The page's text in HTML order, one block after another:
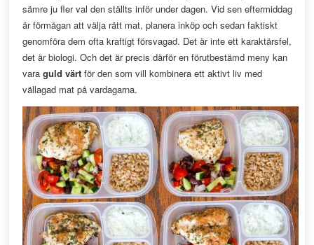
sämre ju fler val den ställts inför under dagen. Vid sen eftermiddag
är förmågan att välja rätt mat, planera inköp och sedan faktiskt
genomföra dem ofta kraftigt försvagad. Det är inte ett karaktärsfel,
det är biologi. Och det är precis därför en förutbestämd meny kan
varaguld värt för den som vill kombinera ett aktivt liv med
vällagad mat på vardagarna.